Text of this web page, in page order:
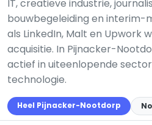
IT, creatieve industrie,
bouwbegeleiding en interim-
als LinkedIn, Malt en Upwork
acquisitie. In Pijnacker-
actief in uiteenlopende
technologie.
Heel Pijnacker-Nootdorp